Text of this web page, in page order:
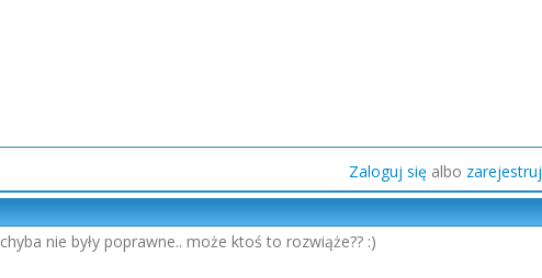
Zaloguj się albo zarejestruj
nie były poprawne.. może ktoś to rozwiąże?? :)